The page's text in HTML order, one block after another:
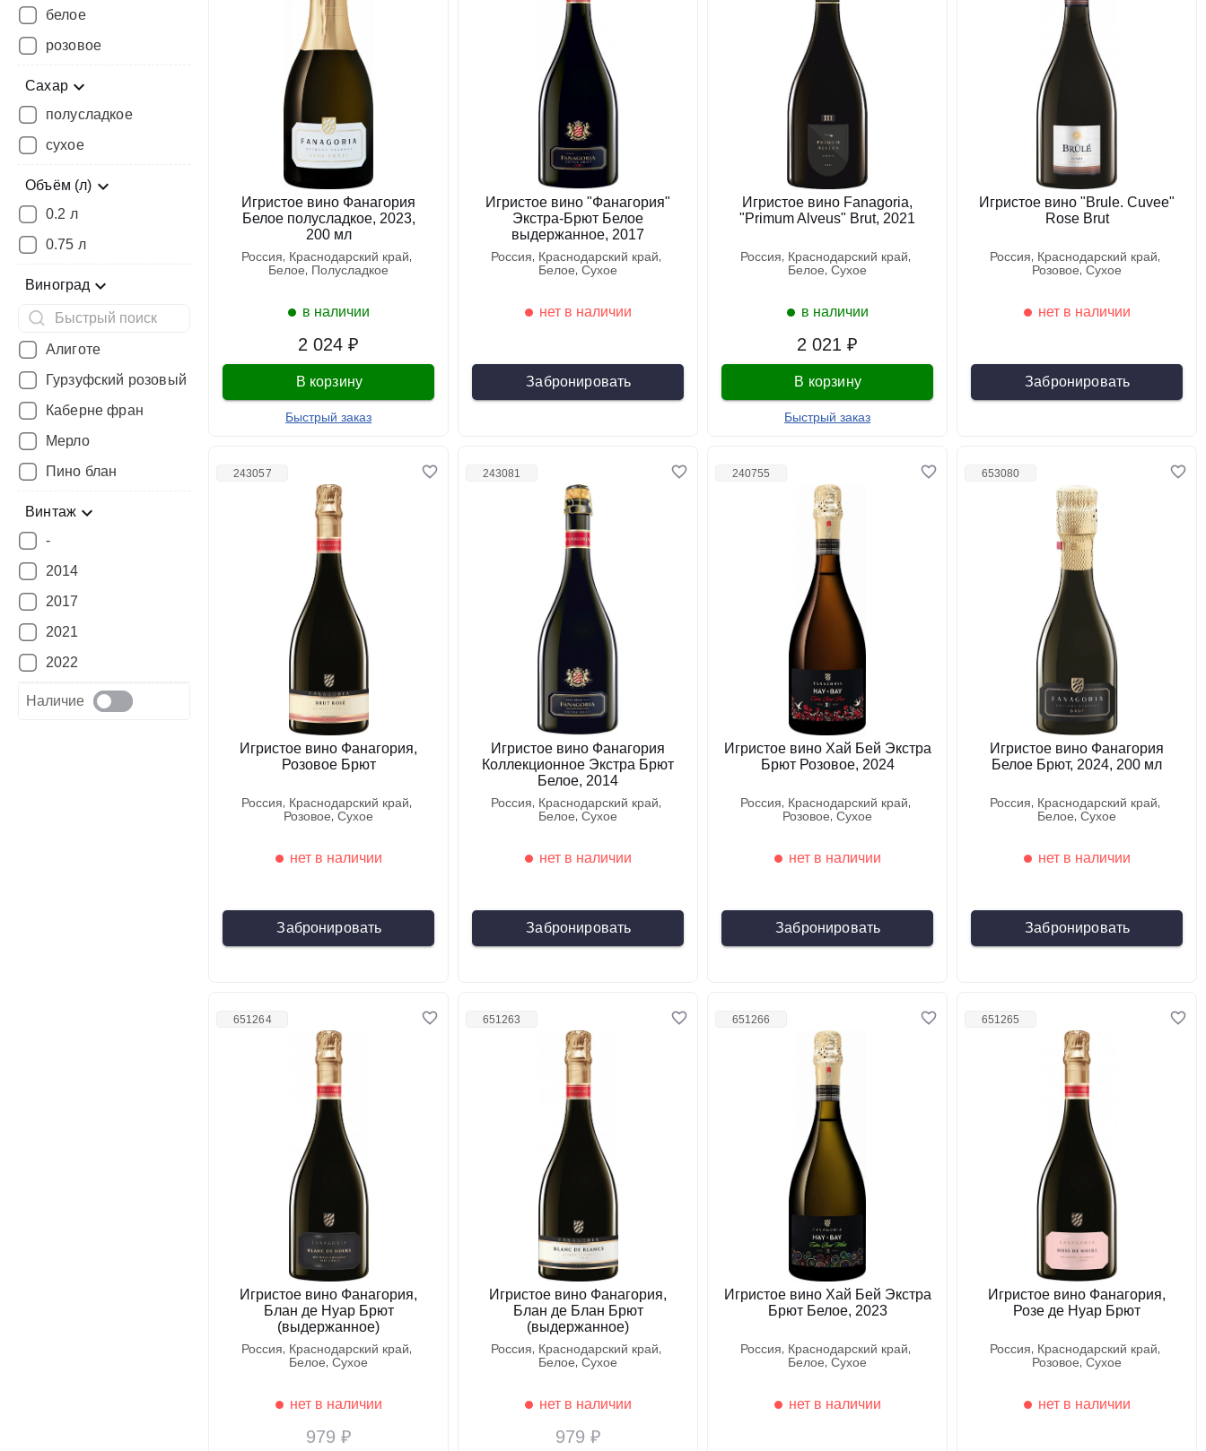
белое
розовое
Сахар
полусладкое
сухое
Объём (л)
0.2 л
0.75 л
Виноград
Алиготе
Гурзуфский розовый
Каберне фран
Мерло
Пино блан
Винтаж
-
2014
2017
2021
2022
Наличие
2 024 ₽
Игристое вино Фанагория
Белое полусладкое, 2023,
200 мл
россия
краснодарский край
белое
полусладкое
В корзину
Быстрый заказ
в наличии
Игристое вино "Фанагория"
Экстра-Брют Белое
выдержанное, 2017
россия
краснодарский край
белое
сухое
Забронировать
нет в наличии
2 021 ₽
Игристое вино Fanagoria,
"Primum Alveus" Brut, 2021
россия
краснодарский край
белое
сухое
В корзину
Быстрый заказ
в наличии
Игристое вино "Brule. Cuvee"
Rose Brut
россия
краснодарский край
розовое
сухое
Забронировать
нет в наличии
243057
Игристое вино Фанагория,
Розовое Брют
россия
краснодарский край
розовое
сухое
Забронировать
нет в наличии
243081
Игристое вино Фанагория
Коллекционное Экстра Брют
Белое, 2014
россия
краснодарский край
белое
сухое
Забронировать
нет в наличии
240755
Игристое вино Хай Бей Экстра
Брют Розовое, 2024
россия
краснодарский край
розовое
сухое
Забронировать
нет в наличии
653080
Игристое вино Фанагория
Белое Брют, 2024, 200 мл
россия
краснодарский край
белое
сухое
Забронировать
нет в наличии
651264
979 ₽
Игристое вино Фанагория,
Блан де Нуар Брют
(выдержанное)
россия
краснодарский край
белое
сухое
нет в наличии
651263
979 ₽
Игристое вино Фанагория,
Блан де Блан Брют
(выдержанное)
россия
краснодарский край
белое
сухое
нет в наличии
651266
Игристое вино Хай Бей Экстра
Брют Белое, 2023
россия
краснодарский край
белое
сухое
нет в наличии
651265
Игристое вино Фанагория,
Розе де Нуар Брют
россия
краснодарский край
розовое
сухое
нет в наличии